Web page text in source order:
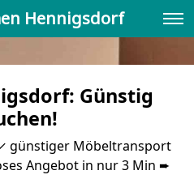
Hennigsdorf
Günstig
günstiger Möbeltransport
Angebot in nur 3 Min ➨